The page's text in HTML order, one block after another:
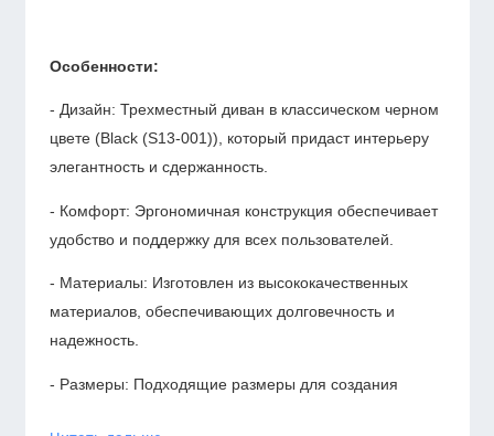
Особенности:
- Дизайн: Трехместный диван в классическом черном
цвете (Black (S13-001)), который придаст интерьеру
элегантность и сдержанность.
- Комфорт: Эргономичная конструкция обеспечивает
удобство и поддержку для всех пользователей.
- Материалы: Изготовлен из высококачественных
материалов, обеспечивающих долговечность и
надежность.
- Размеры: Подходящие размеры для создания